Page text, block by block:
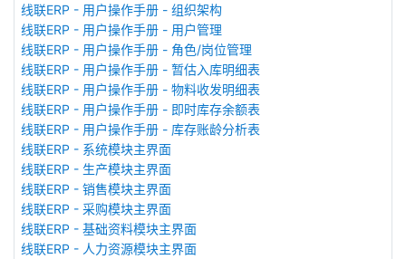
线联ERP - 用户操作手册 - 组织架构
线联ERP - 用户操作手册 - 用户管理
线联ERP - 用户操作手册 - 角色/岗位管理
线联ERP - 用户操作手册 - 暂估入库明细表
线联ERP - 用户操作手册 - 物料收发明细表
线联ERP - 用户操作手册 - 即时库存余额表
线联ERP - 用户操作手册 - 库存账龄分析表
线联ERP - 系统模块主界面
线联ERP - 生产模块主界面
线联ERP - 销售模块主界面
线联ERP - 采购模块主界面
线联ERP - 基础资料模块主界面
线联ERP - 人力资源模块主界面